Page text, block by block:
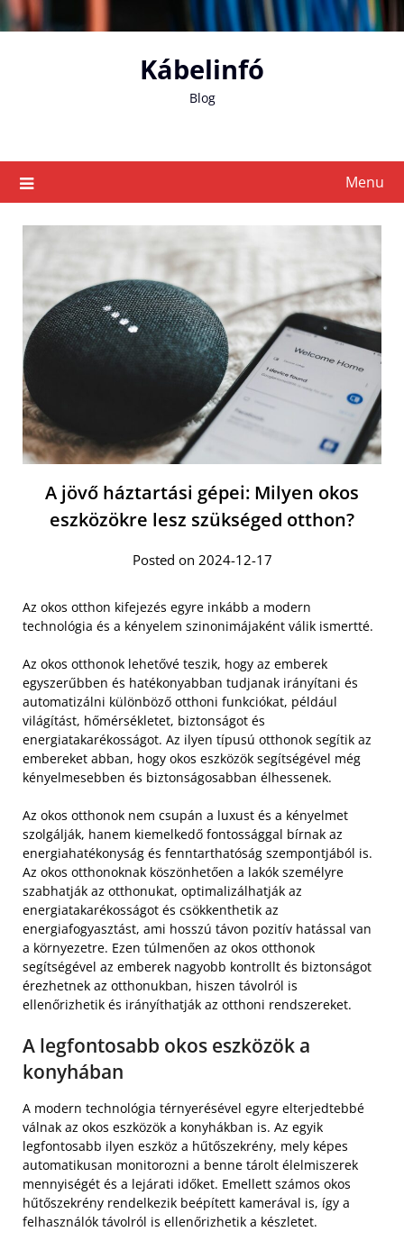
Skip
to
Kábelinfó
Blog
Menu
A jövő háztartási gépei: Milyen okos
eszközökre lesz szükséged otthon?
Posted on 2024-12-17
Az okos otthon kifejezés egyre inkább a modern
technológia és a kényelem szinonimájaként válik ismertté.
Az okos otthonok lehetővé teszik, hogy az emberek
egyszerűbben és hatékonyabban tudjanak irányítani és
automatizálni különböző otthoni funkciókat, például
világítást, hőmérsékletet, biztonságot és
energiatakarékosságot. Az ilyen típusú otthonok segítik az
embereket abban, hogy okos eszközök segítségével még
kényelmesebben és biztonságosabban élhessenek.
Az okos otthonok nem csupán a luxust és a kényelmet
szolgálják, hanem kiemelkedő fontossággal bírnak az
energiahatékonyság és fenntarthatóság szempontjából is.
Az okos otthonoknak köszönhetően a lakók személyre
szabhatják az otthonukat, optimalizálhatják az
energiatakarékosságot és csökkenthetik az
energiafogyasztást, ami hosszú távon pozitív hatással van
a környezetre. Ezen túlmenően az okos otthonok
segítségével az emberek nagyobb kontrollt és biztonságot
érezhetnek az otthonukban, hiszen távolról is
ellenőrizhetik és irányíthatják az otthoni rendszereket.
A legfontosabb okos eszközök a
konyhában
A modern technológia térnyerésével egyre elterjedtebbé
válnak az okos eszközök a konyhákban is. Az egyik
legfontosabb ilyen eszköz a hűtőszekrény, mely képes
automatikusan monitorozni a benne tárolt élelmiszerek
mennyiségét és a lejárati időket. Emellett számos okos
hűtőszekrény rendelkezik beépített kamerával is, így a
felhasználók távolról is ellenőrizhetik a készletet.